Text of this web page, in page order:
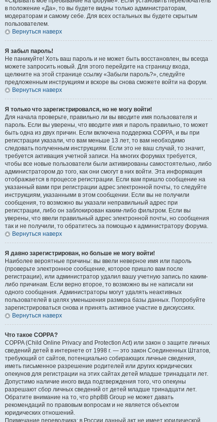
в положение «Да», то вы будете видны только администраторам,
модераторам и самому себе. Для всех остальных вы будете скрытым
пользователем.
Вернуться наверх
Я забыл пароль!
Не паникуйте! Хоть ваш пароль и не может быть восстановлен, вы всегда
можете запросить новый. Для этого перейдите на страницу входа,
щелкните на этой странице ссылку «Забыли пароль?», следуйте
предложенным инструкциям и вскоре вы снова сможете войти на форум.
Вернуться наверх
Я только что зарегистрировался, но не могу войти!
Для начала проверьте, правильно ли вы вводите имя пользователя и
пароль. Если вы уверены, что вводите имя и пароль правильно, то может
быть одна из двух причин. Если включена поддержка COPPA, и вы при
регистрации указали, что вам меньше 13 лет, то вам необходимо
следовать полученным инструкциям. Если это не ваш случай, то значит,
требуется активация учетной записи. На многих форумах требуется,
чтобы все новые пользователи были активированы самостоятельно, либо
администратором до того, как они смогут в них войти. Эта информация
отображается в процессе регистрации. Если вам пришло сообщение на
указанный вами при регистрации адрес электронной почты, то следуйте
инструкциям, указанными в этом сообщении. Если вы не получили
сообщения, то возможно вы указали неправильный адрес при
регистрации, либо он заблокирован каким-либо фильтром. Если вы
уверены, что ввели правильный адрес электронной почты, но сообщения
так и не получили, то обратитесь за помощью к администратору форума.
Вернуться наверх
Я давно зарегистрирован, но больше не могу войти!
Наиболее вероятные причины: вы ввели неверное имя или пароль
(проверьте электронное сообщение, которое пришло вам после
регистрации), или администратор удалил вашу учетную запись по каким-
либо причинам. Если верно второе, то возможно вы не написали ни
одного сообщения. Администраторы могут удалять неактивных
пользователей в целях уменьшения размера базы данных. Попробуйте
зарегистрироваться снова и принять активное участие в дискуссиях.
Вернуться наверх
Что такое COPPA?
COPPA (Child Online Privacy and Protection Act) или закон о защите личных
сведений детей в интернете от 1998 г. — это закон Соединенных Штатов,
требующий от сайтов, потенциально собирающих личные сведения,
иметь письменное разрешение родителей или других юридических
опекунов для регистрации на этих сайтах детей младше тринадцати лет.
Допустимо наличие иного вида подтверждения того, что опекуны
разрешают сбор личных сведений от детей младше тринадцати лет.
Обратите внимание на то, что phpBB Group не может давать
рекомендаций по правовым вопросам и не является объектом
юридических отношений.
Примечание переводчика: в России данный акт не имеет юридической